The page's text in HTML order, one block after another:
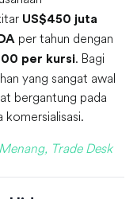
US$450 juta
per tahun dengan
per kursi. Bagi
yang sangat awal
bergantung pada
komersialisasi.
Trade Desk